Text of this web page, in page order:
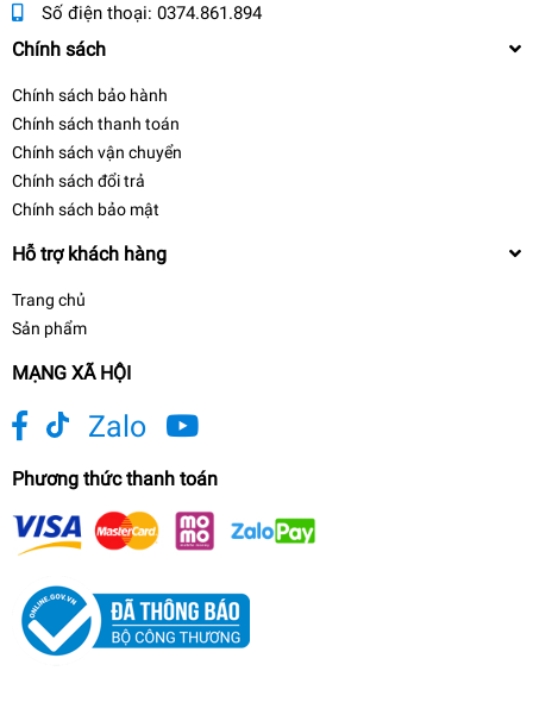
Số điện thoại: 0374.861.894
Chính sách
Chính sách bảo hành
Chính sách thanh toán
Chính sách vận chuyển
Chính sách đổi trả
Chính sách bảo mật
Hỗ trợ khách hàng
Trang chủ
Sản phẩm
MẠNG XÃ HỘI
Zalo
Phương thức thanh toán